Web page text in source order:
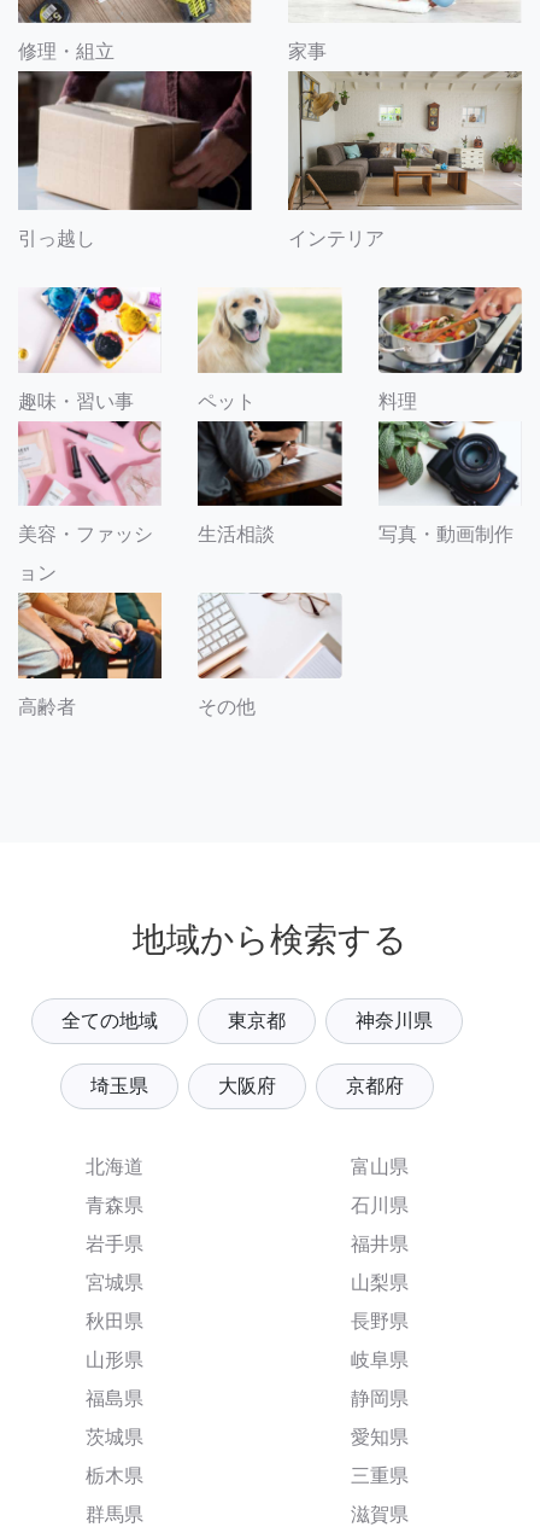
修理・組立 家事
引っ越し インテリア
趣味・習い事 ペット 料理
美容・ファッシ
ョン
生活相談 写真・動画制作
高齢者 その他
地域から検索する
全ての地域 東京都 神奈川県
埼玉県 大阪府 京都府
北海道
青森県
岩手県
宮城県
秋田県
山形県
福島県
茨城県
栃木県
群馬県
富山県
石川県
福井県
山梨県
長野県
岐阜県
静岡県
愛知県
三重県
滋賀県